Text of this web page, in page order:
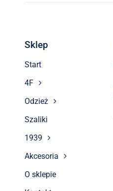
Sklep
Start
4F
Odzież
Szaliki
1939
Akcesoria
O sklepie